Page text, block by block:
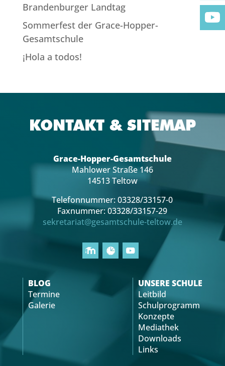
Brandenburger Landtag
Sommerfest der Grace-Hopper-
Gesamtschule
¡Hola a todos!
KONTAKT & SITEMAP
Grace-Hopper-Gesamtschule
Mahlower Straße 146
14513 Teltow
Telefonnummer: 03328/33157-0
Faxnummer: 03328/33157-29
sekretariat@gesamtschule-teltow.de
BLOG
Termine
Galerie
UNSERE SCHULE
Leitbild
Schulprogramm
Konzepte
Mediathek
Downloads
Links